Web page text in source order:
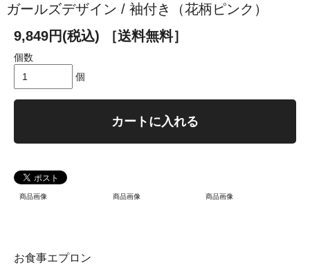
ガールズデザイン / 袖付き（花柄ピンク）
9,849円(税込)
［送料無料］
個数
個
カートに入れる
商品画像 商品画像 商品画像
お食事エプロン